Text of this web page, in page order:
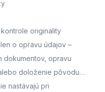
originality
o opravu údajov –
dokumentov, opravu
doloženie pôvodu
nastávajú pri